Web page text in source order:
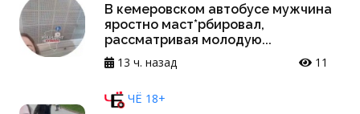
В кемеровском автобусе мужчина
яростно маст*рбировал,
рассматривая молодую...
13 ч. назад
11
ЧЁ 18+